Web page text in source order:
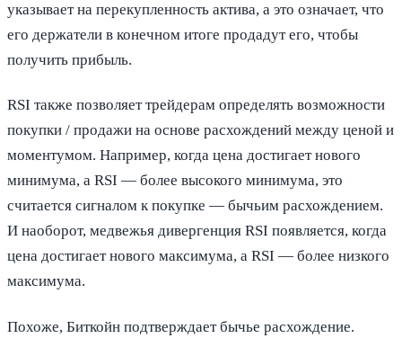
указывает на перекупленность актива, а это означает, что
его держатели в конечном итоге продадут его, чтобы
получить прибыль.
RSI также позволяет трейдерам определять возможности
покупки / продажи на основе расхождений между ценой и
моментумом. Например, когда цена достигает нового
минимума, а RSI — более высокого минимума, это
считается сигналом к ​​покупке — бычьим расхождением.
И наоборот, медвежья дивергенция RSI появляется, когда
цена достигает нового максимума, а RSI — более низкого
максимума.
Похоже, Биткойн подтверждает бычье расхождение.